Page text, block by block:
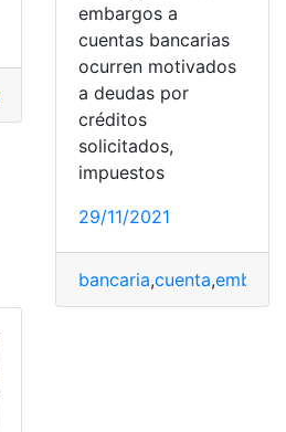
Ecuador,Online
embargos a
cuentas bancarias
ocurren motivados
a deudas por
créditos
solicitados,
impuestos
29/11/2021
bancaria,cuenta,